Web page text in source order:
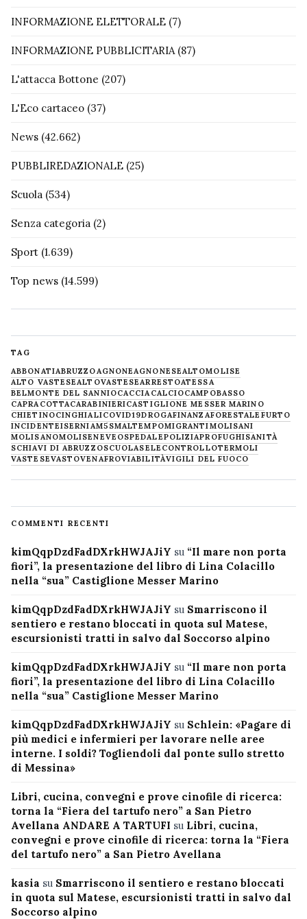
INFORMAZIONE ELETTORALE (7)
INFORMAZIONE PUBBLICITARIA (87)
L'attacca Bottone (207)
L'Eco cartaceo (37)
News (42.662)
PUBBLIREDAZIONALE (25)
Scuola (534)
Senza categoria (2)
Sport (1.639)
Top news (14.599)
TAG
ABBONATIABRUZZOAGNONEAGNONESEALTOMOLISE
ALTO VASTESEALTOVASTESEARRESTOATESSA
BELMONTE DEL SANNIOCACCIA CALCIOCAMPOBASSO
CAPRACOTTACARABINIERICASTIGLIONE MESSER MARINO
CHIETINOCINGHIALICOVID19DROGAFINANZAFORESTALE FURTO
INCIDENTEISERNIAM5SMALTEMPOMIGRANTIMOLISANI
MOLISANOMOLISENEVE OSPEDALEPOLIZIAPROFUGHISANITÀ
SCHIAVI DI ABRUZZOSCUOLASELECONTROLLOTERMOLI
VASTESEVASTOVENAFROVIABILITÀVIGILI DEL FUOCO
COMMENTI RECENTI
kimQqpDzdFadDXrkHWJAJiY su “Il mare non porta
fiori”, la presentazione del libro di Lina Colacillo
nella “sua” Castiglione Messer Marino
kimQqpDzdFadDXrkHWJAJiY su Smarriscono il
sentiero e restano bloccati in quota sul Matese,
escursionisti tratti in salvo dal Soccorso alpino
kimQqpDzdFadDXrkHWJAJiY su “Il mare non porta
fiori”, la presentazione del libro di Lina Colacillo
nella “sua” Castiglione Messer Marino
kimQqpDzdFadDXrkHWJAJiY su Schlein: «Pagare di
più medici e infermieri per lavorare nelle aree
interne. I soldi? Togliendoli dal ponte sullo stretto
di Messina»
Libri, cucina, convegni e prove cinofile di ricerca:
torna la “Fiera del tartufo nero” a San Pietro
Avellana ANDARE A TARTUFI su Libri, cucina,
convegni e prove cinofile di ricerca: torna la “Fiera
del tartufo nero” a San Pietro Avellana
kasia su Smarriscono il sentiero e restano bloccati
in quota sul Matese, escursionisti tratti in salvo dal
Soccorso alpino